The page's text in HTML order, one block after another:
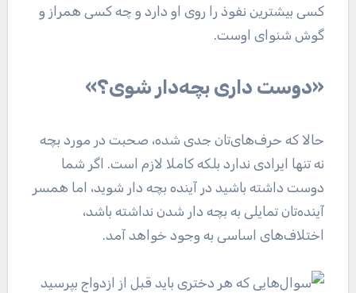
کسی بیشترین نفوذ را روی او دارد و چه کسی همراز و
گوش شنوای اوست.
«دوست داری بچه‌دار شوی؟»
حالا که حرف‌های‌تان جدی شده، صحبت در مورد بچه
نه تنها ایرادی ندارد بلکه کاملا لازم است. اگر شما
دوست داشته باشید در آینده بچه دار شوید، اما همسر
آینده‌تان تمایلی به بچه دار شدن نداشته باشد،
اختلاف‌های اساسی به وجود خواهد آمد.